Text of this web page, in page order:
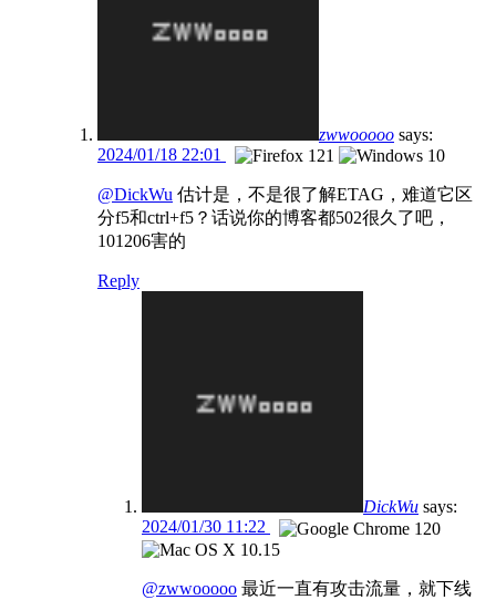
zwwooooo says:
2024/01/18 22:01
@DickWu 估计是，不是很了解ETAG，难道它区
分f5和ctrl+f5？话说你的博客都502很久了吧，
101206害的
Reply
DickWu says:
2024/01/30 11:22
@zwwooooo 最近一直有攻击流量，就下线